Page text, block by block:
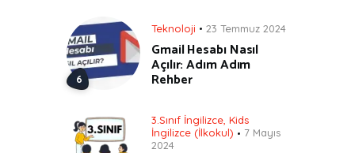
Teknoloji 23 Temmuz 2024
Gmail Hesabı Nasıl
Açılır: Adım Adım
Rehber
3.Sınıf İngilizce, Kids
İngilizce (İlkokul)
7 Mayıs
2024